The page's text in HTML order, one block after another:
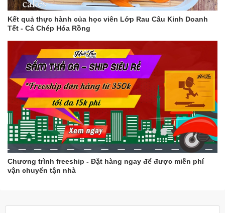
Kết quả thực hành của học viên Lớp Rau Câu Kinh Doanh
Tết - Cá Chép Hóa Rồng
Chương trình freeship - Đặt hàng ngay để được miễn phí
vận chuyển tận nhà